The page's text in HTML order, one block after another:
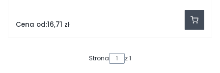
Cena od:16,71 zł
Strona z 1